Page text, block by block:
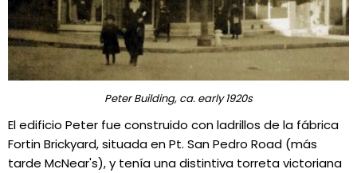
Peter Building, ca. early 1920s
El edificio Peter fue construido con ladrillos de la fábrica
Fortin Brickyard, situada en Pt. San Pedro Road (más
tarde McNear's), y tenía una distintiva torreta victoriana